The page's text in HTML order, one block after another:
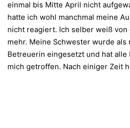
einmal bis Mitte April nicht
hatte ich wohl manchmal meine
nicht reagiert. Ich selber weiß
mehr. Meine Schwester wurde als
Betreuerin eingesetzt und hat alle
mich getroffen. Nach einiger Zeit